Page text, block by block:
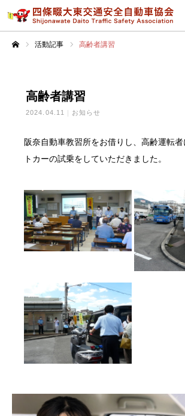
活動記事 高齢者講習
高齢者講習
2024.04.11 お知らせ
阪奈自動車教習所をお借りし、高齢運転
トカーの試乗をしていただきました。